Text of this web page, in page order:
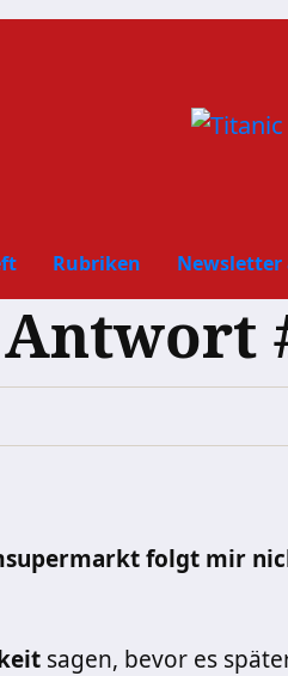
Rubriken Newsletter
folgt mir
sagen, bevor es